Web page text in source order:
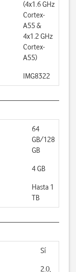
(4x1.6 GHz
Cortex-
A55 &
4x1.2 GHz
Cortex-
A55)
IMG8322
64
GB/128
GB
4 GB
Hasta 1
TB
Sí
2.0,